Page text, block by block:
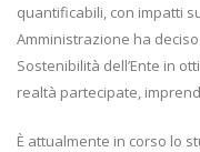
quantificabili, con impatti
Amministrazione ha
Sostenibilità dell’Ente in
realtà partecipate,
È attualmente in corso lo